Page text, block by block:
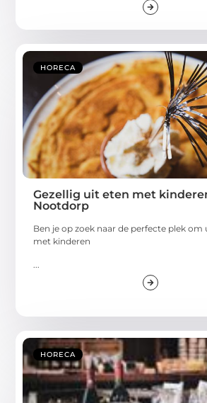
HORECA
Gezellig uit eten met
Nootdorp
Ben je op zoek naar de perfecte plek om
met kinderen
HORECA